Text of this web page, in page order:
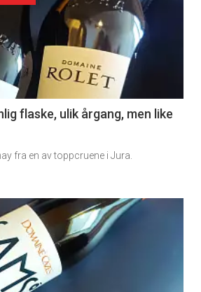
flaske, ulik årgang, men like
fra en av toppcruene i Jura.